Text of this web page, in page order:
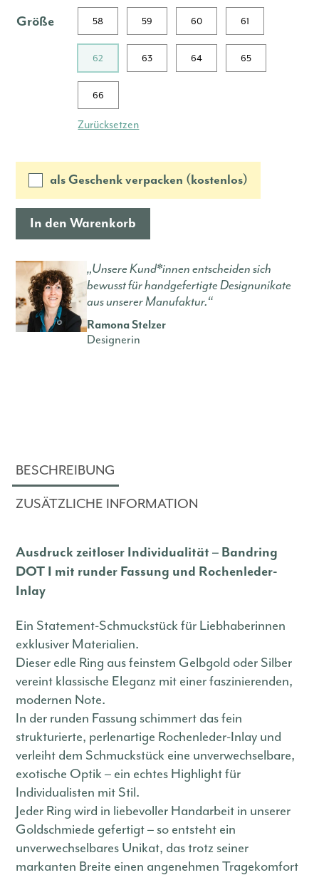
Größe 58 59 60 61
62 63 64 65
66
Zurücksetzen
als Geschenk verpacken (kostenlos)
In den Warenkorb
„Unsere Kund*innen entscheiden sich
bewusst für handgefertigte Designunikate
aus unserer Manufaktur.“
Ramona Stelzer
Designerin
BESCHREIBUNG
ZUSÄTZLICHE INFORMATION
Ausdruck zeitloser Individualität – Bandring
DOT I mit runder Fassung und Rochenleder-
Inlay
Ein Statement-Schmuckstück für Liebhaberinnen
exklusiver Materialien.
Dieser edle Ring aus feinstem Gelbgold oder Silber
vereint klassische Eleganz mit einer faszinierenden,
modernen Note.
In der runden Fassung schimmert das fein
strukturierte, perlenartige Rochenleder-Inlay und
verleiht dem Schmuckstück eine unverwechselbare,
exotische Optik – ein echtes Highlight für
Individualisten mit Stil.
Jeder Ring wird in liebevoller Handarbeit in unserer
Goldschmiede gefertigt – so entsteht ein
unverwechselbares Unikat, das trotz seiner
markanten Breite einen angenehmen Tragekomfort